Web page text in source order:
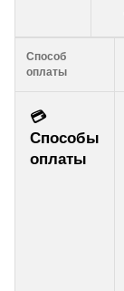
Способ
оплаты
💳
Способы
оплаты